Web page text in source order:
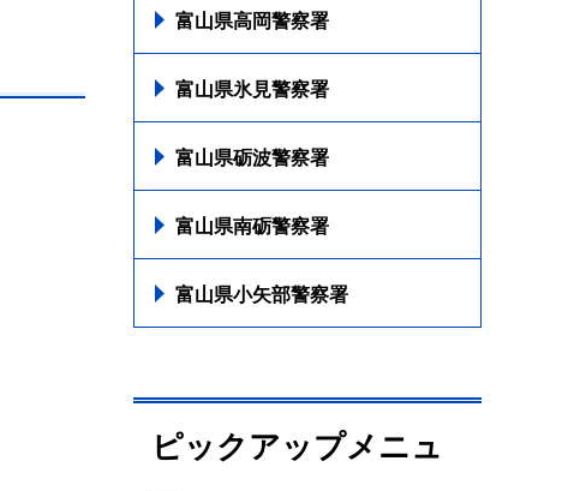
富山県高岡警察署
富山県氷見警察署
富山県砺波警察署
富山県南砺警察署
富山県小矢部警察署
ピックアップメニュ